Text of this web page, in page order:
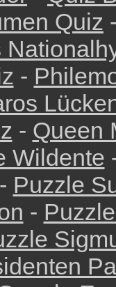
Quiz
-
- Queen
Wildente
- Puzzle
-